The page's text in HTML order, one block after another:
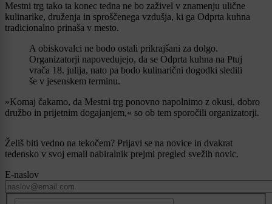
Mestni trg tako ta konec tedna ne bo zaživel v znamenju ulične
kulinarike, druženja in sproščenega vzdušja, ki ga Odprta kuhna
tradicionalno prinaša v mesto.
A obiskovalci ne bodo ostali prikrajšani za dolgo.
Organizatorji napovedujejo, da se Odprta kuhna na Ptuj
vrača 18. julija, nato pa bodo kulinarični dogodki sledili
še v jesenskem terminu.
»Komaj čakamo, da Mestni trg ponovno napolnimo z okusi, dobro
družbo in prijetnim dogajanjem,« so ob tem sporočili organizatorji.
Želiš biti vedno na tekočem? Prijavi se na novice in dvakrat
tedensko v svoj email nabiralnik prejmi pregled svežih novic.
E-naslov